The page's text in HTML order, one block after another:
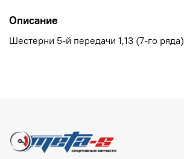
Описание
Шестерни 5-й передачи 1,13 (7-го ряда)